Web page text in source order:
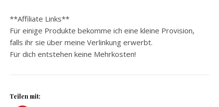
**Affiliate Links**
Für einige Produkte bekomme ich eine kleine Provision,
falls ihr sie über meine Verlinkung erwerbt.
Für dich entstehen keine Mehrkosten!
Teilen mit: